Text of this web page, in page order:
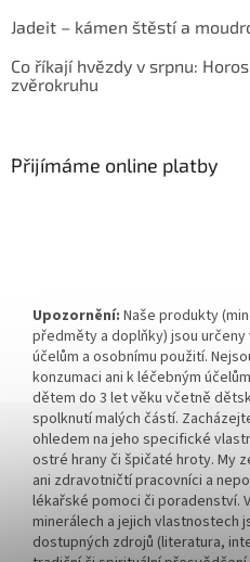
Jadeit – kámen štěstí a
Co říkají hvězdy v srpnu:
zvěrokruhu
Přijímáme online platby
Upozornění: Naše produkty
předměty a doplňky) jsou
účelům a osobnímu použití.
konzumaci ani k léčebným
dětem do 3 let věku včetně
spolknutí malých částí.
ohledem na jeho specifické
ostré hrany či špičaté hroty. My
ani zdravotničtí pracovníci a
lékařské pomoci či poradenství.
minerálech a jejich vlastnostech
dostupných zdrojů (literatura,